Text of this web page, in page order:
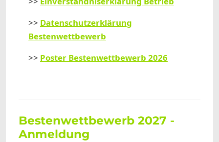
>> Datenschutzerklärung
Bestenwettbewerb
>> Poster Bestenwettbewerb 2026
Bestenwettbewerb 2027 -
Anmeldung